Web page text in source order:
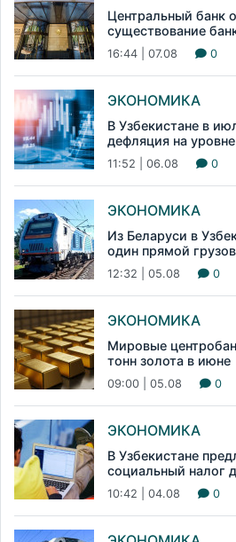
Центральный банк
существование
16:44 | 07.08 0
ЭКОНОМИКА
В Узбекистане в
дефляция на уровне
11:52 | 06.08 0
ЭКОНОМИКА
Из Беларуси в
один прямой
12:32 | 05.08 0
ЭКОНОМИКА
Мировые
тонн золота в июне
09:00 | 05.08 0
ЭКОНОМИКА
В Узбекистане
социальный налог
10:42 | 04.08 0